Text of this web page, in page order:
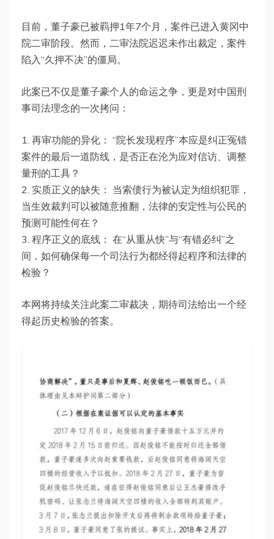
目前，董子豪已被羁押1年7个月，案件已进入黄冈中
院二审阶段。然而，二审法院迟迟未作出裁定，案件
陷入“久押不决”的僵局。
此案已不仅是董子豪个人的命运之争，更是对中国刑
事司法理念的一次拷问：
1. 再审功能的异化： “院长发现程序”本应是纠正冤错
案件的最后一道防线，是否正在沦为应对信访、调整
量刑的工具？
2. 实质正义的缺失： 当索债行为被认定为组织犯罪，
当生效裁判可以被随意推翻，法律的安定性与公民的
预测可能性何在？
3. 程序正义的底线： 在“从重从快”与“有错必纠”之
间，如何确保每一个司法行为都经得起程序和法律的
检验？
本网将持续关注此案二审裁决，期待司法给出一个经
得起历史检验的答案。